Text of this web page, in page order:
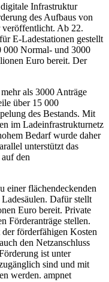
Infrastruktur
des Aufbaus von
Ab 22.
E-Ladestationen gestellt
000 Normal- und 3000
Euro bereit. Der
als 3000 Anträge
über 15 000
des Bestands. Mit
im Ladeinfrastrukturnetz
Bedarf wurde daher
unterstützt das
den
einer flächendeckenden
Dafür stellt
Euro bereit. Private
Förderanträge stellen.
förderfähigen Kosten
den Netzanschluss
ist unter
sind und mit
werden.‎ ampnet